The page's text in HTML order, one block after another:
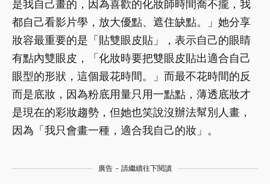
是我自己畫的，因為喜歡的化妝師時間喬不攏，我
都自己看影片學，放大優點、遮住缺點。」她分享
妝容最重要的是「貼雙眼皮貼」，表示自己的眼睛
有點內雙眼皮，「化妝時要把雙眼皮貼出適合自己
眼型的形狀，這個最花時間。」而最不花時間的反
而是底妝，因為粉底用量只用一點點，薄透底妝才
是現在的彩妝趨勢，但她也笑說沒辦法幫別人畫，
因為「我只會畫一種，適合我自己的妝」。
廣告 - 請繼續往下閱讀